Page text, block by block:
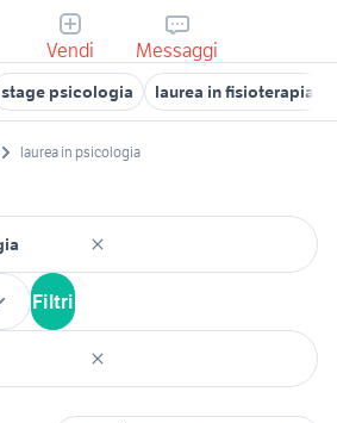
Vendi Messaggi
stage psicologia laurea in fisioterapia
laurea in psicologia
Filtri